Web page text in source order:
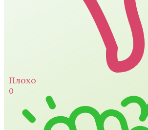
Плохо
0